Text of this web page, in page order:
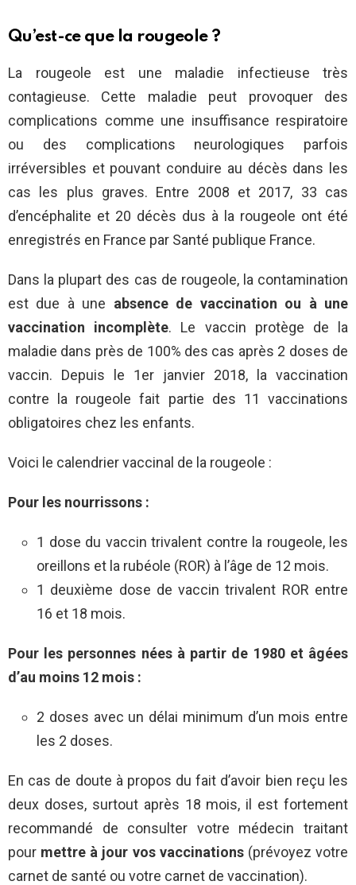
Qu’est-ce que la rougeole ?
La rougeole est une maladie infectieuse très
contagieuse. Cette maladie peut provoquer des
complications comme une insuffisance respiratoire
ou des complications neurologiques parfois
irréversibles et pouvant conduire au décès dans les
cas les plus graves. Entre 2008 et 2017, 33 cas
d’encéphalite et 20 décès dus à la rougeole ont été
enregistrés en France par Santé publique France.
Dans la plupart des cas de rougeole, la contamination
est due à une absence de vaccination ou à une
vaccination incomplète. Le vaccin protège de la
maladie dans près de 100% des cas après 2 doses de
vaccin. Depuis le 1er janvier 2018, la vaccination
contre la rougeole fait partie des 11 vaccinations
obligatoires chez les enfants.
Voici le calendrier vaccinal de la rougeole :
Pour les nourrissons :
1 dose du vaccin trivalent contre la rougeole, les
oreillons et la rubéole (ROR) à l’âge de 12 mois.
1 deuxième dose de vaccin trivalent ROR entre
16 et 18 mois.
Pour les personnes nées à partir de 1980 et âgées
d’au moins 12 mois :
2 doses avec un délai minimum d’un mois entre
les 2 doses.
En cas de doute à propos du fait d’avoir bien reçu les
deux doses, surtout après 18 mois, il est fortement
recommandé de consulter votre médecin traitant
pour mettre à jour vos vaccinations(prévoyez votre
carnet de santé ou votre carnet de vaccination).